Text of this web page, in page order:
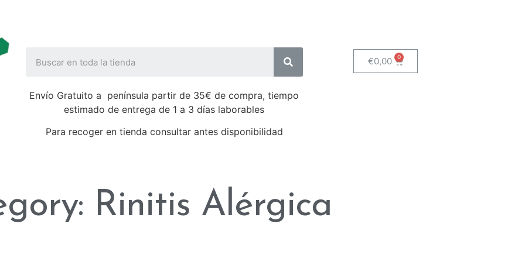
Envío Gratuito a península partir de 35€ de compra, tiempo
estimado de entrega de 1 a 3 días laborables
Para recoger en tienda consultar antes disponibilidad
€0,00
Rinitis Alérgica